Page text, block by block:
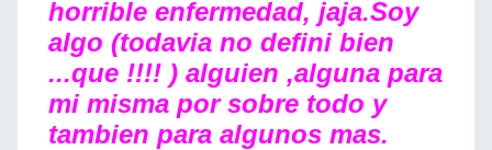
horrible enfermedad, jaja.Soy
algo (todavia no defini bien
...que !!!! ) alguien ,alguna para
mi misma por sobre todo y
tambien para algunos mas.